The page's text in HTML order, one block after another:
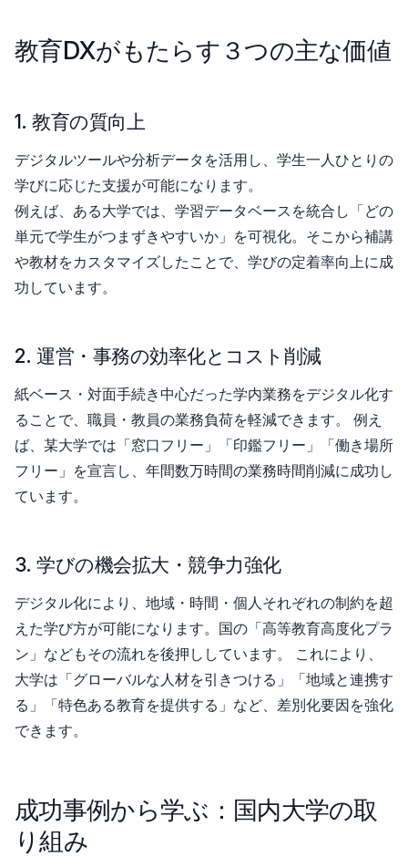
教育DXがもたらす３つの主な価値
1. 教育の質向上
デジタルツールや分析データを活用し、学生一人ひとりの
学びに応じた支援が可能になります。
例えば、ある大学では、学習データベースを統合し「どの
単元で学生がつまずきやすいか」を可視化。そこから補講
や教材をカスタマイズしたことで、学びの定着率向上に成
功しています。
2. 運営・事務の効率化とコスト削減
紙ベース・対面手続き中心だった学内業務をデジタル化す
ることで、職員・教員の業務負荷を軽減できます。 例え
ば、某大学では「窓口フリー」「印鑑フリー」「働き場所
フリー」を宣言し、年間数万時間の業務時間削減に成功し
ています。
3. 学びの機会拡大・競争力強化
デジタル化により、地域・時間・個人それぞれの制約を超
えた学び方が可能になります。国の「高等教育高度化プラ
ン」などもその流れを後押ししています。 これにより、
大学は「グローバルな人材を引きつける」「地域と連携す
る」「特色ある教育を提供する」など、差別化要因を強化
できます。
成功事例から学ぶ：国内大学の取
り組み